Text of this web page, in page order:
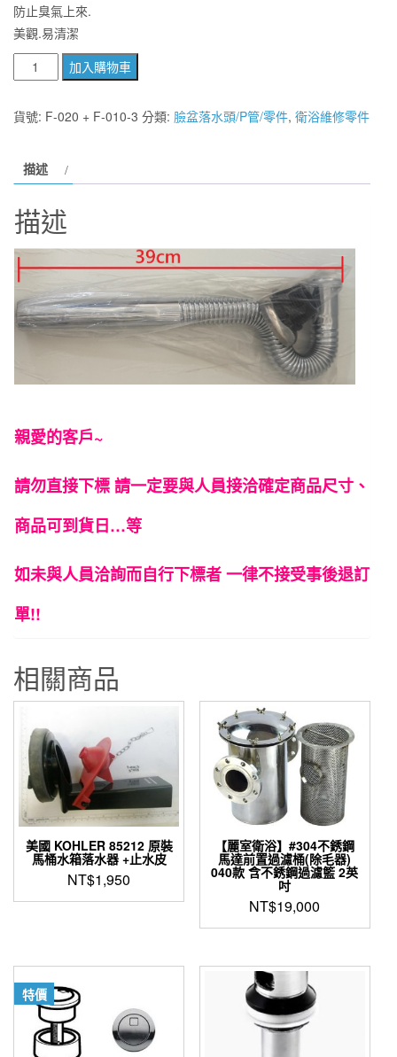
防止臭氣上來.
美觀.易清潔
厚
可
組
(加
長
型)
數
量
加入購物車
貨號: F-020 + F-010-3 分類: 臉盆落水頭/P管/零件, 衛浴維修零件
描述
描述
親愛的客戶~
請勿直接下標 請一定要與人員接洽確定商品尺寸、
商品可到貨日…等
如未與人員洽詢而自行下標者 一律不接受事後退訂
單!!
相關商品
美國 KOHLER 85212 原裝
馬桶水箱落水器 +止水皮
NT$1,950
【麗室衛浴】#304不銹鋼
馬達前置過濾桶(除毛器)
040款 含不銹鋼過濾籃 2英
吋
NT$19,000
特價